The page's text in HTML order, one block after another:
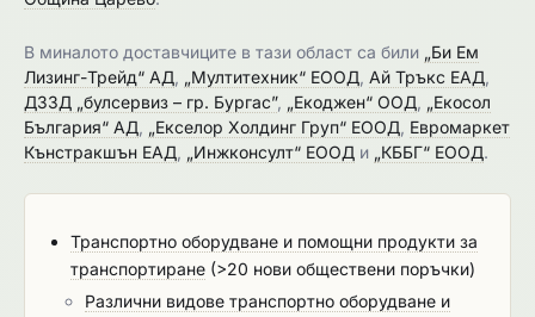
В миналото доставчиците в тази област са били „Би Ем
Лизинг-Трейд“ АД „Мултитехник“ ЕООД Ай Тръкс ЕАД
ДЗЗД „булсервиз – гр. Бургас”, „Екоджен“ ООД „Екосол
България“ АД „Екселор Холдинг Груп“ ЕООД Евромаркет
Кънстракшън ЕАД „Инжконсулт“ ЕООД и „КББГ“ ЕООД.
Транспортно оборудване и помощни продукти за
транспортиране (>20 нови обществени поръчки)
Различни видове транспортно оборудване и